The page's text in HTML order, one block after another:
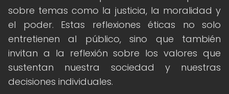
sobre temas como la justicia, la moralidad y
el poder. Estas reflexiones éticas no solo
entretienen al público, sino que también
invitan a la reflexión sobre los valores que
sustentan nuestra sociedad y nuestras
decisiones individuales.